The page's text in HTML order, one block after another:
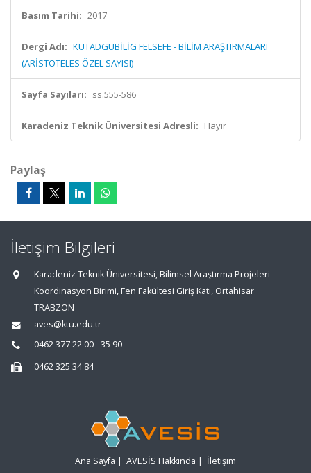
Basım Tarihi: 2017
Dergi Adı: KUTADGUBİLİG FELSEFE - BİLİM ARAŞTIRMALARI
(ARİSTOTELES ÖZEL SAYISI)
Sayfa Sayıları: ss.555-586
Karadeniz Teknik Üniversitesi Adresli: Hayır
Paylaş
İletişim Bilgileri
Karadeniz Teknik Üniversitesi, Bilimsel Araştırma Projeleri
Koordinasyon Birimi, Fen Fakültesi Giriş Katı, Ortahisar
TRABZON
aves@ktu.edu.tr
0462 377 22 00 - 35 90
0462 325 34 84
Ana Sayfa | AVESİS Hakkında | İletişim